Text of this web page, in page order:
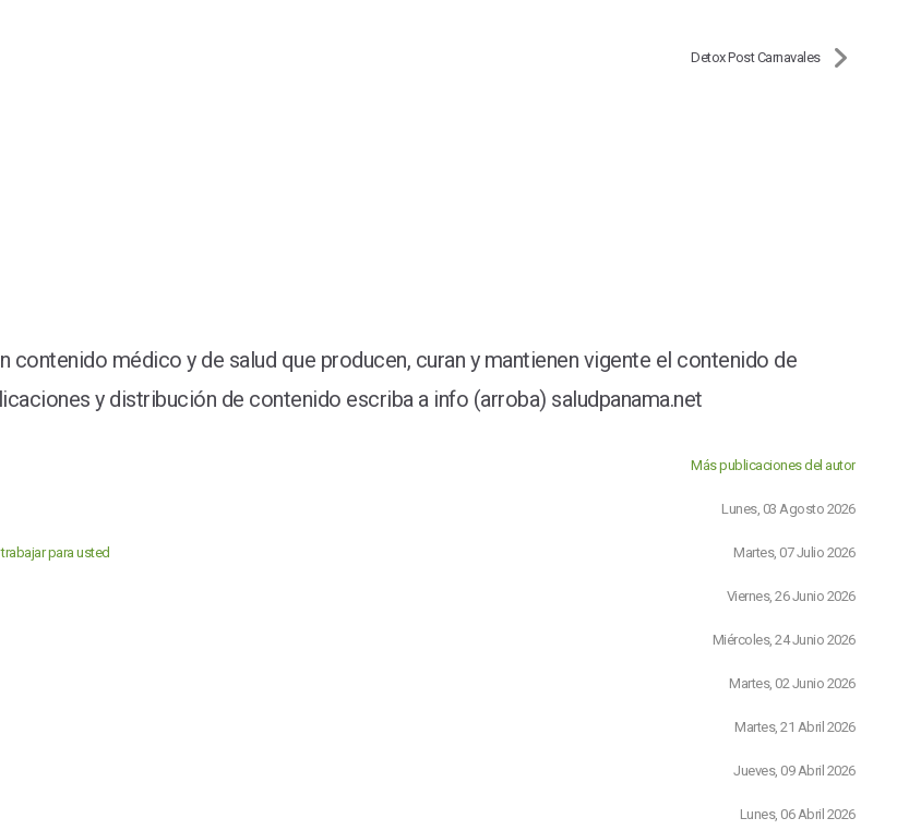
Detox Post Carnavales
médico y de salud que producen, curan y mantienen vigente el contenido de
y distribución de contenido escriba a info (arroba) saludpanama.net
Más publicaciones del autor
Lunes, 03 Agosto 2026
Martes, 07 Julio 2026
para usted
Viernes, 26 Junio 2026
Miércoles, 24 Junio 2026
Martes, 02 Junio 2026
Martes, 21 Abril 2026
Jueves, 09 Abril 2026
Lunes, 06 Abril 2026